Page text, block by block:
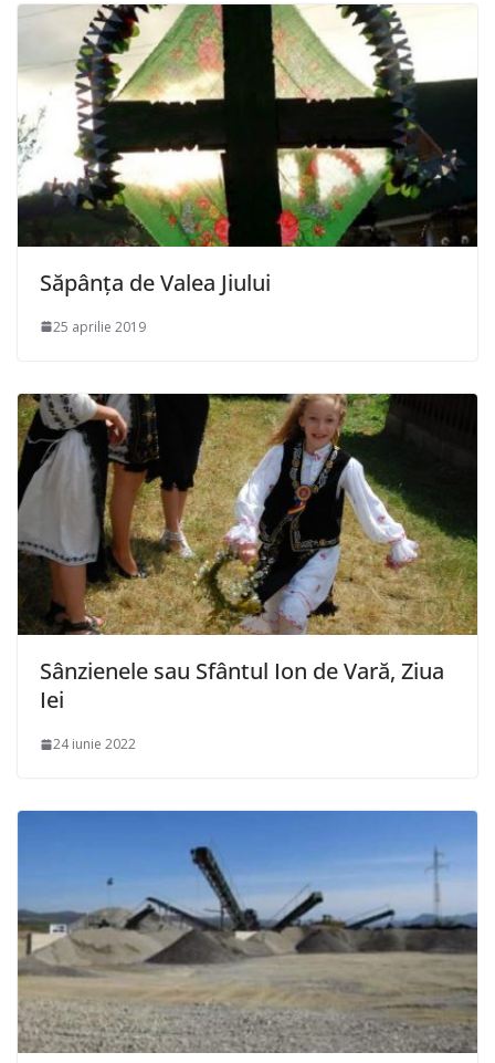
Săpânța de Valea Jiului
25 aprilie 2019
Sânzienele sau Sfântul Ion de Vară, Ziua
Iei
24 iunie 2022